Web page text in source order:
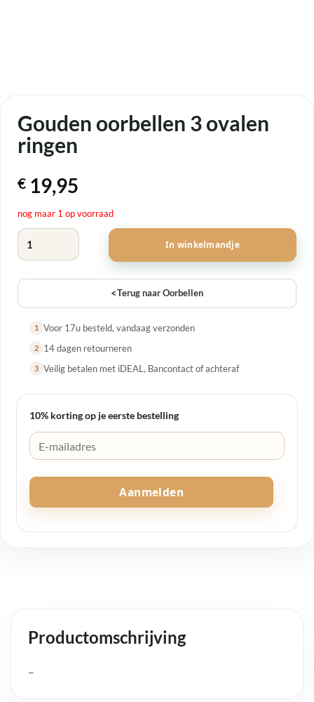
Gouden oorbellen 3 ovalen
ringen
€ 19,95
nog maar 1 op voorraad
Gouden oorbellen 3 ovalen ringen aantal
In winkelmandje
<Terug naar Oorbellen
1 Voor 17u besteld, vandaag verzonden
2 14 dagen retourneren
3 Veilig betalen met iDEAL, Bancontact of achteraf
10% korting op je eerste bestelling
Aanmelden
Productomschrijving
–